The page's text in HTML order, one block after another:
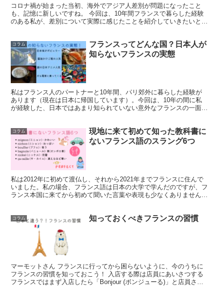
コロナ禍が始まった当初、海外でアジア人差別が問題になったこと
も、記憶に新しいですね。 今回は、10年間フランスで暮らした経験
のある私が、差別について実際に感じたことを紹介していきたいと思
コラム
フランスってどんな国？日本人が
知らないフランスの実態
私はフランス人のパートナーと10年間、パリ郊外に暮らした経験が
あります（現在は日本に帰国しています）。今回は、10年の間に私
が経験した、日本ではあまり知られていない意外なフランスの一面を
コラム
現地に来て初めて知った教科書に
ないフランス語のスラング6つ
私は2012年に初めて渡仏し、それから2021年までフランスに住んで
いました。私の場合、フランス語は日本の大学で学んだのですが、フ
ランス本国に来てから初めて聞いた言葉や表現も少なくありませんで
コラム 知っておくべきフランスの習慣
マーモットさん フランスに行ってから困らないように、今のうちに
フランスの習慣を知っておこう！ 入店する際は店員にあいさつする
フランスではまず入店したら「Bonjour (ボンジューる)」と店員さん